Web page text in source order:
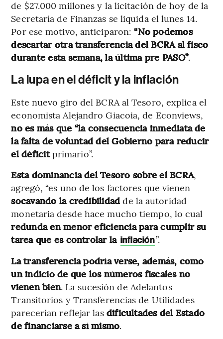
de $27.000 millones y la licitación de hoy de la
Secretaría de Finanzas se liquida el lunes 14.
Por ese motivo, anticiparon:“No podemos
descartar otra transferencia del BCRA al fisco
durante esta semana, la última pre PASO”.
La lupa en el déficit y la inflación
Este nuevo giro del BCRA al Tesoro, explica el
economista Alejandro Giacoia, de Econviews,
no es más que “la consecuencia inmediata de
la falta de voluntad del Gobierno para reducir
el déficitprimario”.
Esta dominancia del Tesoro sobre el BCRA,
agregó, “es uno de los factores que vienen
socavando la credibilidad de la autoridad
monetaria desde hace mucho tiempo, lo cual
redunda en menor eficiencia para cumplir su
tarea que es controlar la inflación”.
La transferencia podría verse, además, como
un indicio de que los números fiscales no
vienen bien. La sucesión de Adelantos
Transitorios y Transferencias de Utilidades
parecerían reflejar las dificultades del Estado
de financiarse a sí mismo.